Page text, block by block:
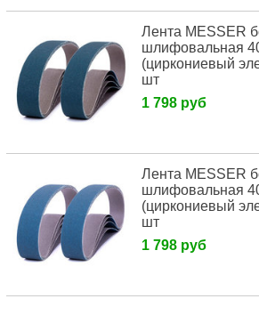
Лента MESSER
шлифовальная
(циркониевый
шт
1 798 руб
Лента MESSER
шлифовальная
(циркониевый
шт
1 798 руб